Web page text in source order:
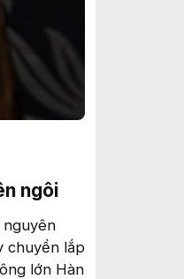
ngôi​
nguyên
chuyền lắp
lớn Hàn